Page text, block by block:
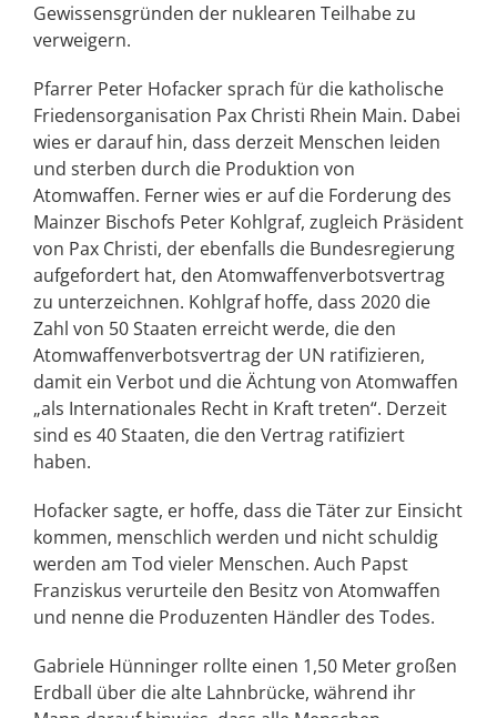
Gewissensgründen der nuklearen Teilhabe zu
verweigern.
Pfarrer Peter Hofacker sprach für die katholische
Friedensorganisation Pax Christi Rhein Main. Dabei
wies er darauf hin, dass derzeit Menschen leiden
und sterben durch die Produktion von
Atomwaffen. Ferner wies er auf die Forderung des
Mainzer Bischofs Peter Kohlgraf, zugleich Präsident
von Pax Christi, der ebenfalls die Bundesregierung
aufgefordert hat, den Atomwaffenverbotsvertrag
zu unterzeichnen. Kohlgraf hoffe, dass 2020 die
Zahl von 50 Staaten erreicht werde, die den
Atomwaffenverbotsvertrag der UN ratifizieren,
damit ein Verbot und die Ächtung von Atomwaffen
„als Internationales Recht in Kraft treten“. Derzeit
sind es 40 Staaten, die den Vertrag ratifiziert
haben.
Hofacker sagte, er hoffe, dass die Täter zur Einsicht
kommen, menschlich werden und nicht schuldig
werden am Tod vieler Menschen. Auch Papst
Franziskus verurteile den Besitz von Atomwaffen
und nenne die Produzenten Händler des Todes.
Gabriele Hünninger rollte einen 1,50 Meter großen
Erdball über die alte Lahnbrücke, während ihr